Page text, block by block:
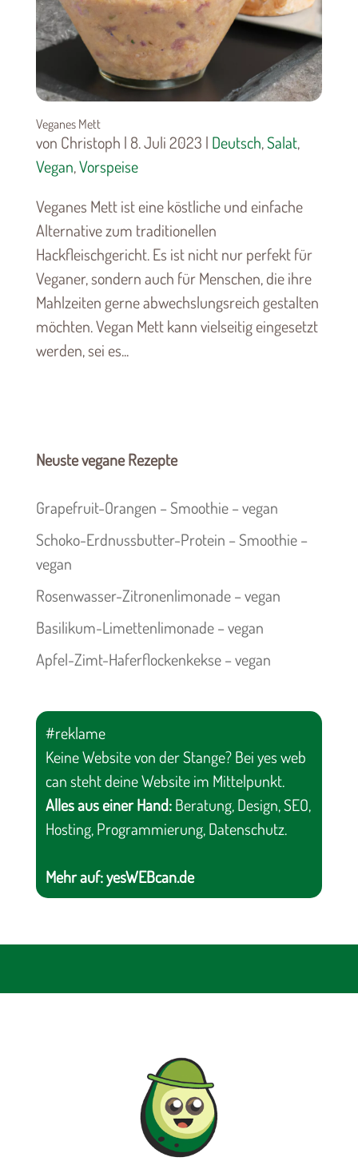
Veganes Mett
von Christoph | 8. Juli 2023 | Deutsch,Salat,
Vegan,Vorspeise
Veganes Mett ist eine köstliche und einfache
Alternative zum traditionellen
Hackfleischgericht. Es ist nicht nur perfekt für
Veganer, sondern auch für Menschen, die ihre
Mahlzeiten gerne abwechslungsreich gestalten
möchten. Vegan Mett kann vielseitig eingesetzt
werden, sei es...
Neuste vegane Rezepte
Grapefruit-Orangen – Smoothie – vegan
Schoko-Erdnussbutter-Protein – Smoothie –
vegan
Rosenwasser-Zitronenlimonade – vegan
Basilikum-Limettenlimonade – vegan
Apfel-Zimt-Haferflockenkekse – vegan
#reklame
Keine Website von der Stange? Bei yes web
can steht deine Website im Mittelpunkt.
Alles aus einer Hand:Beratung, Design, SEO,
Hosting, Programmierung, Datenschutz.
Mehr auf:yesWEBcan.de